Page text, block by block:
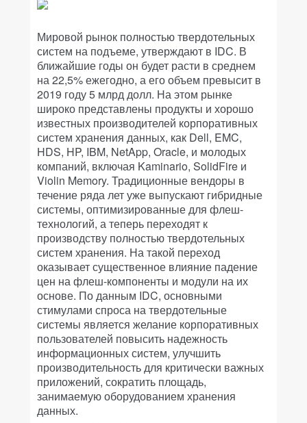
Мировой рынок полностью твердотельных
систем на подъеме, утверждают в IDC. В
ближайшие годы он будет расти в среднем
на 22,5% ежегодно, а его объем превысит в
2019 году 5 млрд долл. На этом рынке
широко представлены продукты и хорошо
известных производителей корпоративных
систем хранения данных, как Dell, EMC,
HDS, HP, IBM, NetApp, Oracle, и молодых
компаний, включая Kaminario, SolidFire и
Violin Memory. Традиционные вендоры в
течение ряда лет уже выпускают гибридные
системы, оптимизированные для флеш-
технологий, а теперь переходят к
производству полностью твердотельных
систем хранения. На такой переход
оказывает существенное влияние падение
цен на флеш-компоненты и модули на их
основе. По данным IDC, основными
стимулами спроса на твердотельные
системы является желание корпоративных
пользователей повысить надежность
информационных систем, улучшить
производительность для критически важных
приложений, сократить площадь,
занимаемую оборудованием хранения
данных.